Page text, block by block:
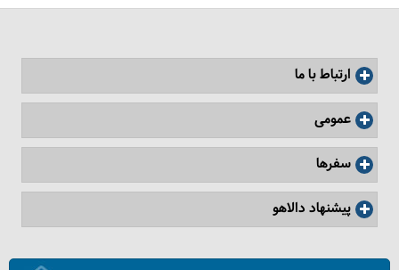
ارتباط با ما
عمومی
سفرها
پیشنهاد دالاهو